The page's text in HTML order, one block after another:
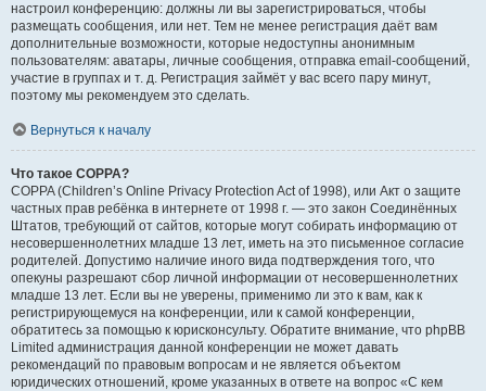
настроил конференцию: должны ли вы зарегистрироваться, чтобы
размещать сообщения, или нет. Тем не менее регистрация даёт вам
дополнительные возможности, которые недоступны анонимным
пользователям: аватары, личные сообщения, отправка email-сообщений,
участие в группах и т. д. Регистрация займёт у вас всего пару минут,
поэтому мы рекомендуем это сделать.
Вернуться к началу
Что такое COPPA?
COPPA (Children’s Online Privacy Protection Act of 1998), или Акт о защите
частных прав ребёнка в интернете от 1998 г. — это закон Соединённых
Штатов, требующий от сайтов, которые могут собирать информацию от
несовершеннолетних младше 13 лет, иметь на это письменное согласие
родителей. Допустимо наличие иного вида подтверждения того, что
опекуны разрешают сбор личной информации от несовершеннолетних
младше 13 лет. Если вы не уверены, применимо ли это к вам, как к
регистрирующемуся на конференции, или к самой конференции,
обратитесь за помощью к юрисконсульту. Обратите внимание, что phpBB
Limited администрация данной конференции не может давать
рекомендаций по правовым вопросам и не является объектом
юридических отношений, кроме указанных в ответе на вопрос «С кем